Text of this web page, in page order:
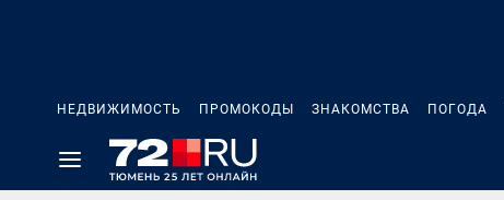
НЕДВИЖИМОСТЬ ПРОМОКОДЫ ЗНАКОМСТВА ПОГОДА